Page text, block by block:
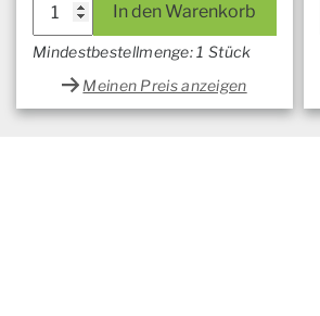
In den Warenkorb
Mindestbestellmenge: 1 Stück
Meinen Preis anzeigen